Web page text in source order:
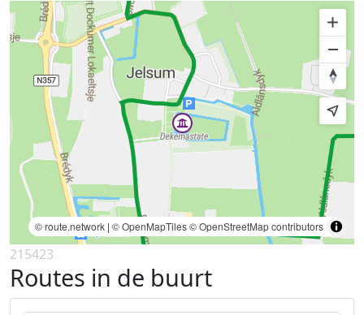
© route.network | © OpenMapTiles© OpenStreetMap contributors
215423
Routes in de buurt